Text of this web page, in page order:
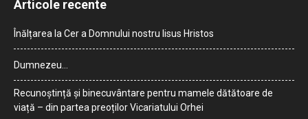
Articole recente
Înălțarea la Cer a Domnului nostru Iisus Hristos
Dumnezeu…
Recunoștință și binecuvântare pentru mamele dătătoare de
viață – din partea preoților Vicariatului Orhei